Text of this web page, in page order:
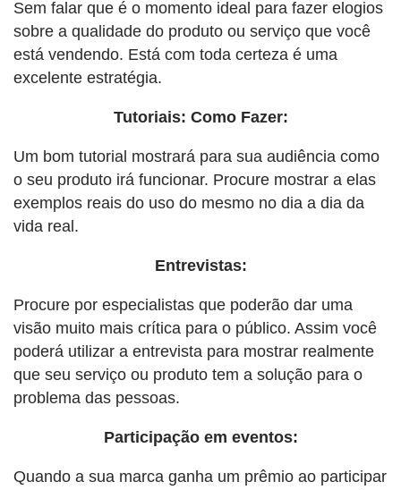
Sem falar que é o momento ideal para fazer elogios
sobre a qualidade do produto ou serviço que você
está vendendo. Está com toda certeza é uma
excelente estratégia.
Tutoriais: Como Fazer:
Um bom tutorial mostrará para sua audiência como
o seu produto irá funcionar. Procure mostrar a elas
exemplos reais do uso do mesmo no dia a dia da
vida real.
Entrevistas:
Procure por especialistas que poderão dar uma
visão muito mais crítica para o público. Assim você
poderá utilizar a entrevista para mostrar realmente
que seu serviço ou produto tem a solução para o
problema das pessoas.
Participação em eventos:
Quando a sua marca ganha um prêmio ao participar